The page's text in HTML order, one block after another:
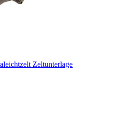
Zeltunterlage